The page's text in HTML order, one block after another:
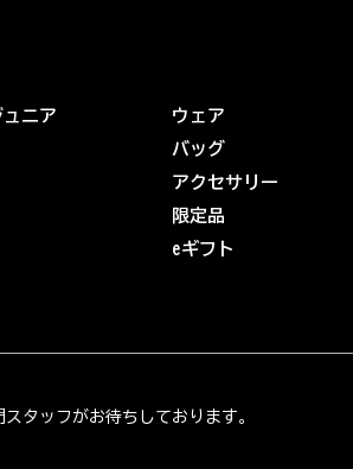
ニア
ウェア
バッグ
アクセサリー
限定品
eギフト
タッフがお待ちしております。